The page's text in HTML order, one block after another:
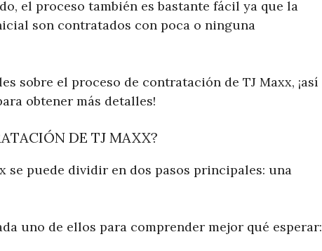
el proceso también es bastante fácil ya que la
son contratados con poca o ninguna
sobre el proceso de contratación de TJ Maxx, ¡así
obtener más detalles!
DE TJ MAXX?
se puede dividir en dos pasos principales: una
uno de ellos para comprender mejor qué esperar: